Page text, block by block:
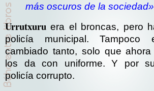
más oscuros de la sociedad
Urrutxuru era el broncas, pero
policía municipal.
cambiado tanto, solo que
los da con uniforme. Y por
policía corrupto.